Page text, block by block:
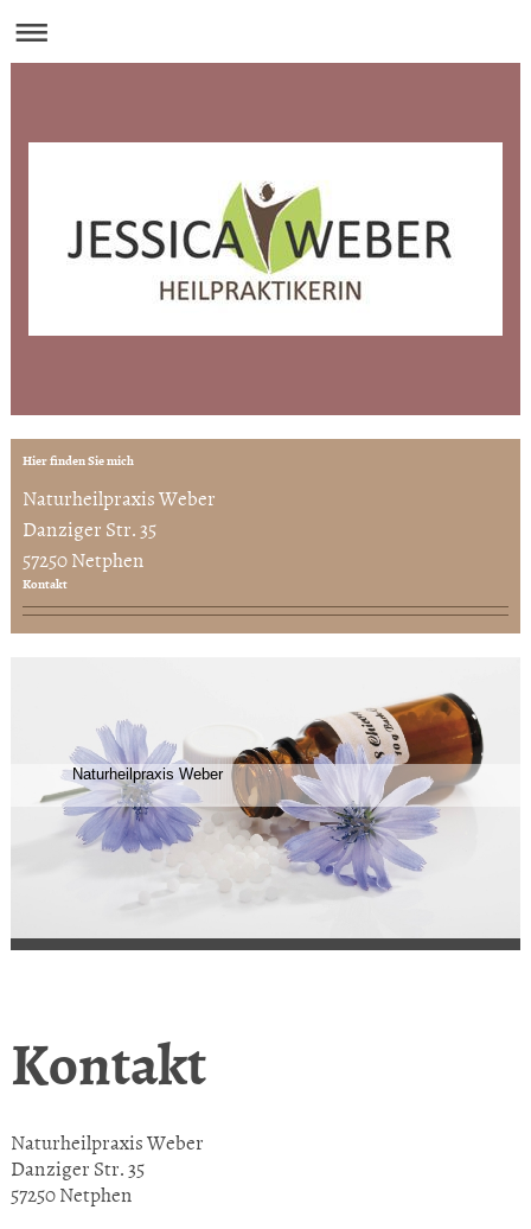
Hier finden Sie mich
Naturheilpraxis Weber
Danziger Str. 35
57250 Netphen
Kontakt
Naturheilpraxis Weber
Kontakt
Naturheilpraxis Weber
Danziger Str. 35
57250 Netphen